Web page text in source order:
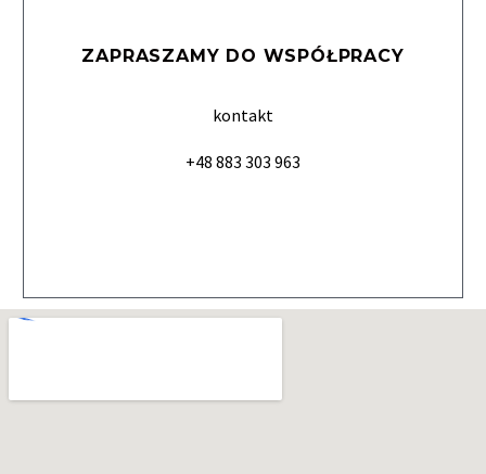
ZAPRASZAMY DO WSPÓŁPRACY
kontakt
+48 883 303 963